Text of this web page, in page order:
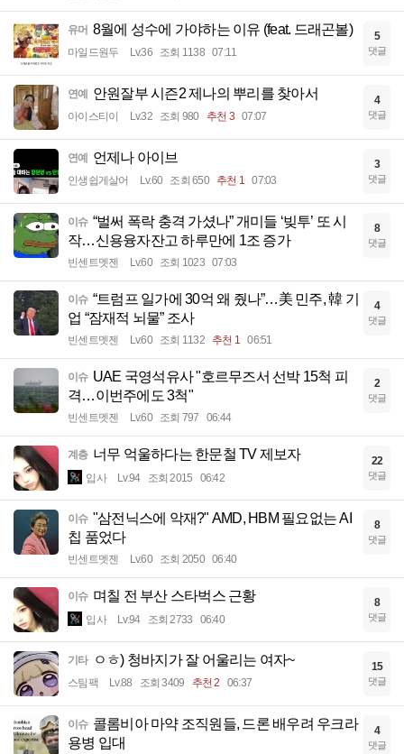
유머 8월에 성수에 가야하는 이유 (feat. 드래곤볼)
마일드원두 Lv.36 조회 1138 07:11
5
댓글
연예 안원잘부 시즌2 제나의 뿌리를 찾아서
아이스티이 Lv.32 조회 980 추천 3 07:07
4
댓글
연예 언제나 아이브
인생쉽게살어 Lv.60 조회 650 추천 1 07:03
3
댓글
이슈 “벌써 폭락 충격 가셨나” 개미들 ‘빚투’ 또 시
작…신용융자잔고 하루만에 1조 증가
빈센트멧젠 Lv.60 조회 1023 07:03
8
댓글
이슈 “트럼프 일가에 30억 왜 줬나”…美 민주, 韓 기
업 “잠재적 뇌물” 조사
빈센트멧젠 Lv.60 조회 1132 추천 1 06:51
4
댓글
이슈 UAE 국영석유사 "호르무즈서 선박 15척 피
격…이번주에도 3척"
빈센트멧젠 Lv.60 조회 797 06:44
2
댓글
계층 너무 억울하다는 한문철 TV 제보자
입사 Lv.94 조회 2015 06:42
22
댓글
이슈 "삼전닉스에 악재?" AMD, HBM 필요없는 AI
칩 품었다
빈센트멧젠 Lv.60 조회 2050 06:40
8
댓글
이슈 며칠 전 부산 스타벅스 근황
입사 Lv.94 조회 2733 06:40
8
댓글
기타 ㅇㅎ) 청바지가 잘 어울리는 여자~
스팀팩 Lv.88 조회 3409 추천 2 06:37
15
댓글
이슈 콜롬비아 마약 조직원들, 드론 배우려 우크라
용병 입대
4
댓글